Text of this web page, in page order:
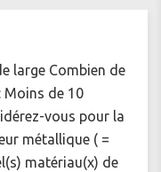
large Combien de
Moins de 10
vous pour la
métallique ( =
matériau(x) de